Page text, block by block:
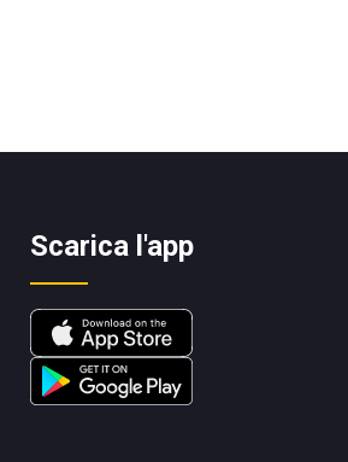
Scarica l'app